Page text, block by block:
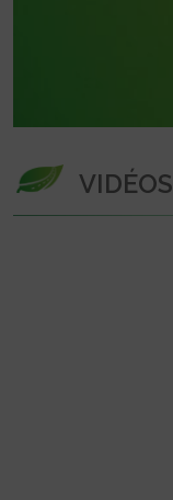
VIDÉOS